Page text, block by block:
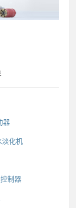
器
淡化机
制器